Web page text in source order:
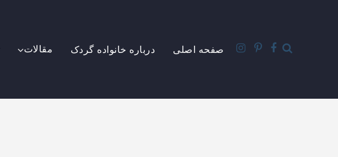
صفحه اصلی درباره خانواده گردک مقالات